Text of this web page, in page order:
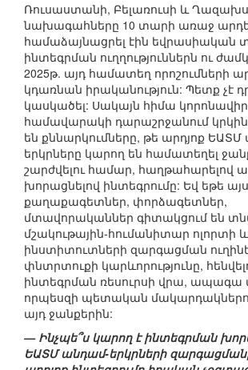
Ռուսաստանի, Բելառուսի և
նախագահները 10 տարի առաջ
համաձայնացրել էին եվրասիական
ինտեգրման ուղղություններն ու
2025թ. այդ համատեղ որոշումների
կդառնան իրականություն: Պետք չէ
կասկածել: Սակայն հիմա
համավարակի դարաշրջանում
են քննարկումները, թե արդյոք
երկրները կարող են համատեղել
շարժվելու համար, հաղթահարելով
խորացնելով ինտեգրումը: Եվ եթե
քաղաքագետներ, փորձագետներ,
մտավորականներ գիտակցում են
մշակութային-հումանիտար
ինստիտուտների զարգացման
փնտրտուքի կարևորությունը,
ինտեգրման ռեսուրսի վրա, ապագա
որպեսզի պետական
այդ ջանքերին:
— Ինչպե՞ս կարող է ինտեգրման
ԵԱՏՄ անդամ-երկրների